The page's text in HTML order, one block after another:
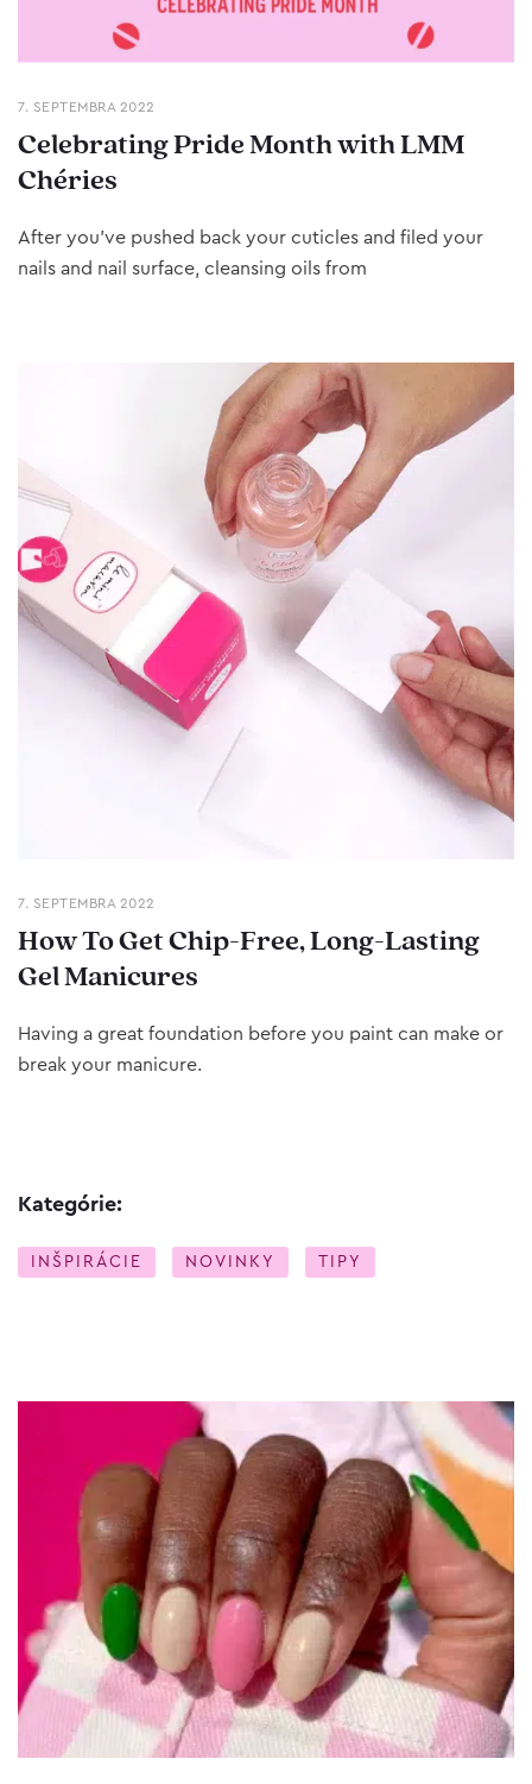
7. SEPTEMBRA 2022
Celebrating Pride Month with LMM
Chéries
After you’ve pushed back your cuticles and filed your
nails and nail surface, cleansing oils from
7. SEPTEMBRA 2022
How To Get Chip-Free, Long-Lasting
Gel Manicures
Having a great foundation before you paint can make or
break your manicure.
Kategórie:
INŠPIRÁCIE NOVINKY TIPY